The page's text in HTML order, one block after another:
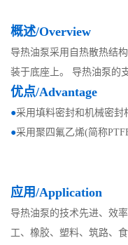
概述/Overview
导热油泵采用自热散热结
装于底座上。
导热油泵的
优点/Advantage
●采用填料密封和机械密封
●采用聚四氟乙烯(简称
应用/Application
导热油泵的技术先进、效
工、橡胶、塑料、筑路、